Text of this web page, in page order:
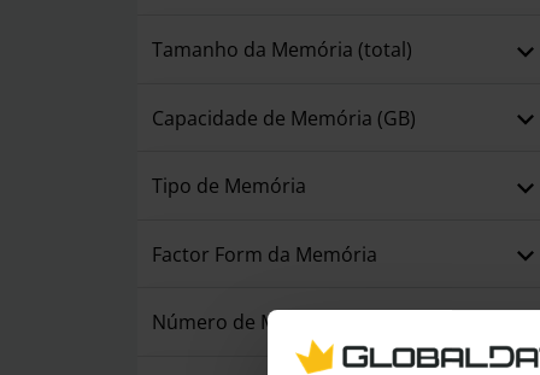
Tamanho da Memória (total)
Capacidade de Memória (GB)
Tipo de Memória
Factor Form da Memória
Número de Módulos